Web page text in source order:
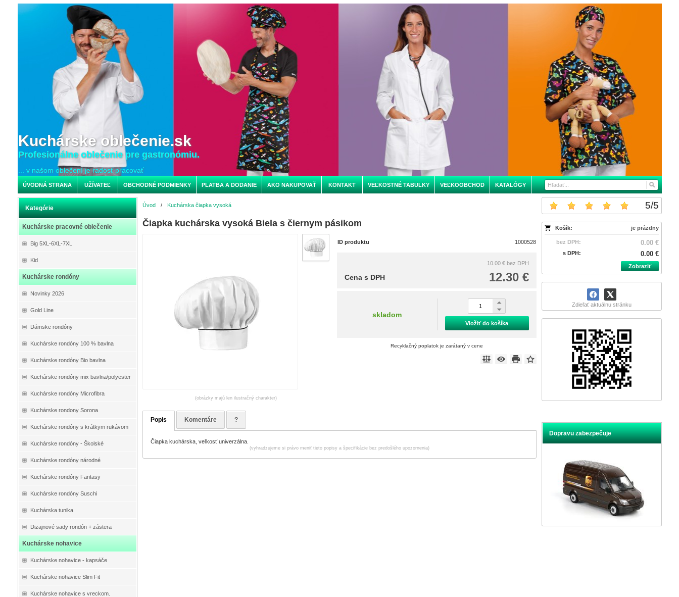
Kuchárske oblečenie.sk
Profesionálne oblečenie pre gastronómiu.
... v našom oblečení je radosť pracovať
ÚVODNÁ STRANA UŽÍVATEĽ OBCHODNÉ PODMIENKY PLATBA A DODANIE AKO NAKUPOVAŤ KONTAKT VEĽKOSTNÉ TABULKY VEĽKOOBCHOD KATALÓGY
Kategórie
Kuchárske pracovné oblečenie
Big 5XL-6XL-7XL
Kid
Kuchárske rondóny
Novinky 2026
Gold Line
Dámske rondóny
Kuchárske rondóny 100 % bavlna
Kuchárske rondóny Bio bavlna
Kuchárske rondóny mix bavlna/polyester
Kuchárske rondóny Microfibra
Kuchárske rondony Sorona
Kuchárske rondóny s krátkym rukávom
Kuchárske rondóny - Školské
Kuchárske rondóny národné
Kuchárske rondóny Fantasy
Kuchárske rondóny Suschi
Kuchárska tunika
Dizajnové sady rondón + zástera
Kuchárske nohavice
Kuchárske nohavice - kapsáče
Kuchárske nohavice Slim Fit
Kuchárske nohavice s vreckom.
5/5
Košík: je prázdny
bez DPH: 0.00 €
s DPH: 0.00 €
Zobraziť
Zdieľať aktuálnu stránku
Dopravu zabezpečuje
Úvod / Kuchárska čiapka vysoká
Čiapka kuchárska vysoká Biela s čiernym pásikom
(obrázky majú len ilustračný charakter)
ID produktu 1000528
10.00 € bez DPH
12.30 €
Cena s DPH
skladom
Vložiť do košíka
Recyklačný poplatok je zarátaný v cene
Popis Komentáre ?
Čiapka kuchárska, veľkosť univerzálna.
(vyhradzujeme si právo meniť tieto popisy a špecifikácie bez predošlého upozornenia)